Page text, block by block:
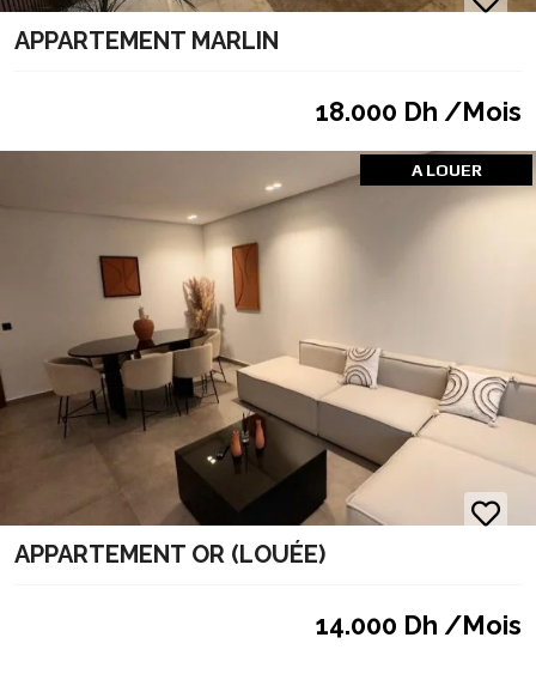
APPARTEMENT MARLIN
18.000 Dh /Mois
A LOUER
APPARTEMENT OR (LOUÉE)
14.000 Dh /Mois